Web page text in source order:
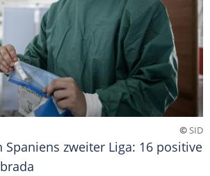
©SID
Spaniens zweiter Liga: 16 positive